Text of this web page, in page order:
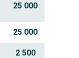
25 000
25 000
2 500